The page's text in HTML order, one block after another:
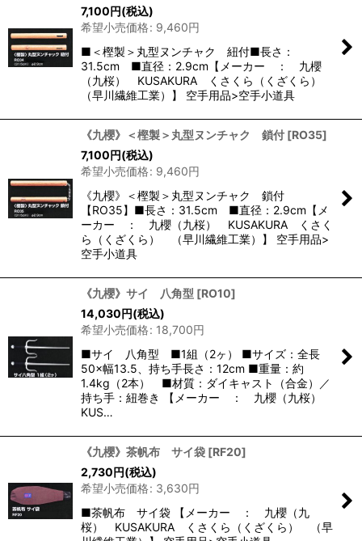
7,100円(税込)
希望小売価格: 9,460円
■＜樫製＞丸型ヌンチャク 紐付■長さ：
31.5cm ■直径：2.9cm【メーカー ： 九櫻
（九桜） KUSAKURA くさくら（くざくら）
（早川繊維工業）】 空手用品>空手小道具
《九櫻》＜樫製＞丸型ヌンチャク 鎖付 [RO35]
7,100円(税込)
希望小売価格: 9,460円
《九櫻》＜樫製＞丸型ヌンチャク 鎖付
【RO35】■長さ：31.5cm ■直径：2.9cm【メ
ーカー ： 九櫻（九桜） KUSAKURA くさく
ら（くざくら） （早川繊維工業）】 空手用品>
空手小道具
《九櫻》サイ 八角型 [RO10]
14,030円(税込)
希望小売価格: 18,700円
■サイ 八角型 ■1組（2ヶ） ■サイズ：全長
50×幅13.5、持ち手長さ：12cm ■重量：約
1.4kg（2本） ■材質：ダイキャスト（合金）／
持ち手：紐巻き 【メーカー ： 九櫻（九桜）
KUS…
《九櫻》茶帆布 サイ袋 [RF20]
2,730円(税込)
希望小売価格: 3,630円
■茶帆布 サイ袋 【メーカー ： 九櫻（九
桜） KUSAKURA くさくら（くざくら） （早